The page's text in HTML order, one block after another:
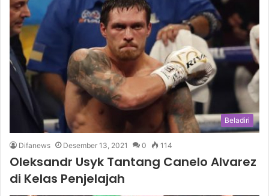
Beladiri
Difanews Desember 13, 2021 0 114
Oleksandr Usyk Tantang Canelo Alvarez
di Kelas Penjelajah